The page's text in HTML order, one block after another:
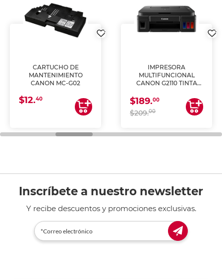
CARTUCHO DE
MANTENIMIENTO
CANON MC-G02
$12.40
IMPRESORA
MULTIFUNCIONAL
CANON G2110 TINTA
$189.00
$209.00
Inscríbete a nuestro newsletter
Y recibe descuentos y promociones exclusivas.